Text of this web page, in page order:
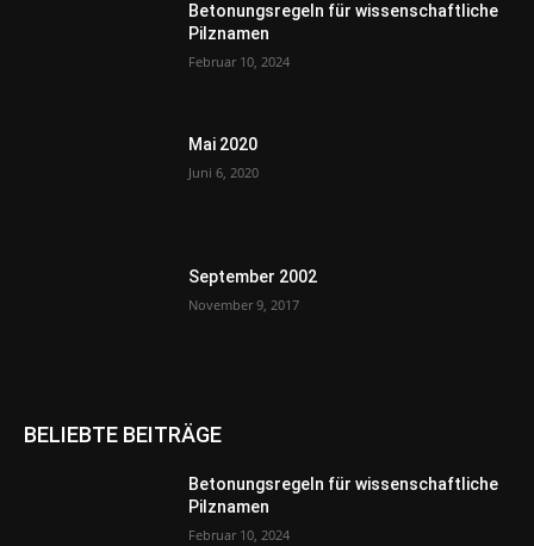
Betonungsregeln für wissenschaftliche
Pilznamen
Februar 10, 2024
Mai 2020
Juni 6, 2020
September 2002
November 9, 2017
BELIEBTE BEITRÄGE
Betonungsregeln für wissenschaftliche
Pilznamen
Februar 10, 2024